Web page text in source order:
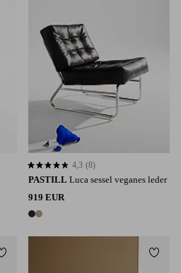
PASTILL Luca sessel veganes leder
919 EUR
2 Farben
4,3 basierend auf 8 Bewertungen
4,3 (8)
Zu Favoriten hinzufügen Zu